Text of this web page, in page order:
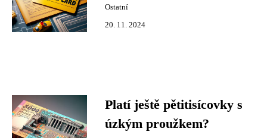
Ostatní
20. 11. 2024
Platí ještě pětitisícovky s
úzkým proužkem?